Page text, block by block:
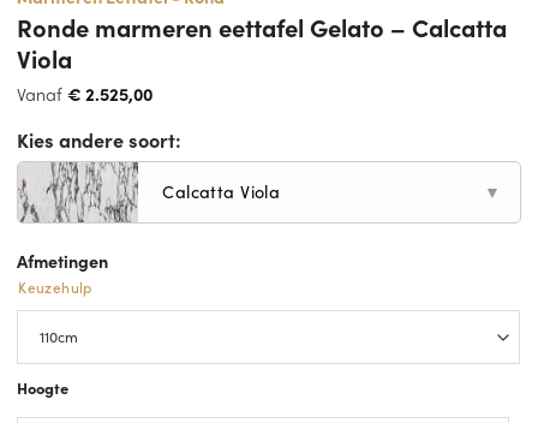
Ronde marmeren eettafel Gelato – Calcatta
Viola
Vanaf€ 2.525,00
Kies andere soort:
Calcatta Viola ▼
Afmetingen
Keuzehulp
Hoogte